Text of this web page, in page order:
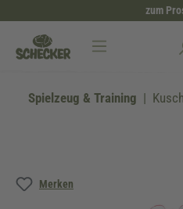
zum
Spielzeug & Training
Merken
Bildergalerie überspringen